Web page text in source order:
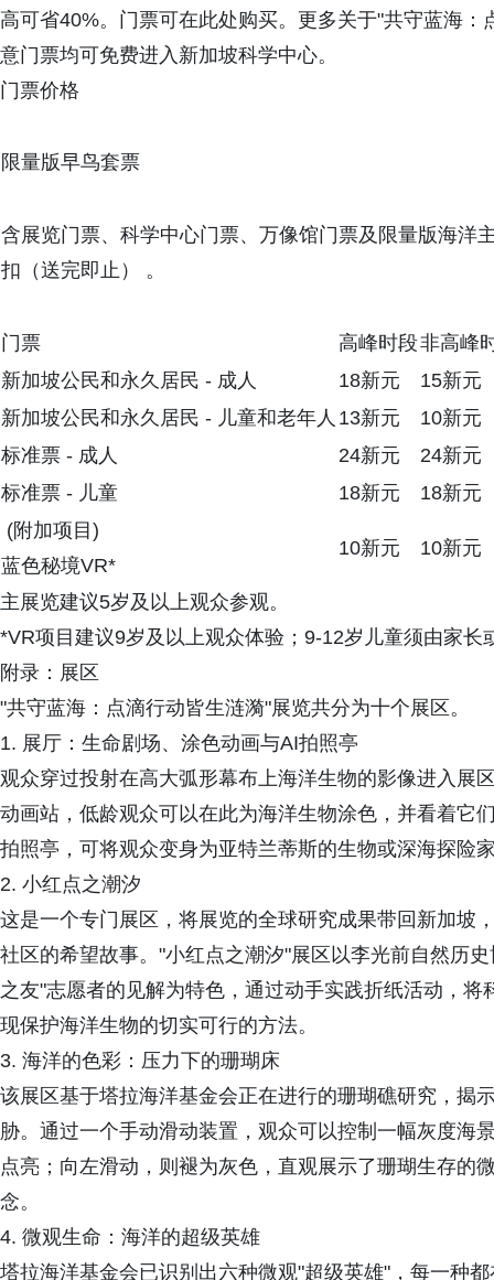
高可省40%。门票可在此处购买。更多关于"共守蓝海
意门票均可免费进入新加坡科学中心。
门票价格
限量版早鸟套票
含展览门票、科学中心门票、万像馆门票及限量版海洋
扣（送完即止） 。
门票 高峰时段非高峰
新加坡公民和永久居民 - 成人
18新元
15新元
新加坡公民和永久居民 - 儿童和老年人 13新元
10新元
标准票 - 成人
24新元
24新元
标准票 - 儿童
18新元
18新元
(附加项目)
蓝色秘境VR*
10新元 10新元
主展览建议5岁及以上观众参观。
*VR项目建议9岁及以上观众体验；9-12岁儿童须由家长
附录：展区
"共守蓝海：点滴行动皆生涟漪"展览共分为十个展区。
1. 展厅：生命剧场、涂色动画与AI拍照亭
观众穿过投射在高大弧形幕布上海洋生物的影像进入展
动画站，低龄观众可以在此为海洋生物涂色，并看着它
拍照亭，可将观众变身为亚特兰蒂斯的生物或深海探险
2. 小红点之潮汐
这是一个专门展区，将展览的全球研究成果带回新加坡
社区的希望故事。"小红点之潮汐"展区以李光前自然历
之友"志愿者的见解为特色，通过动手实践折纸活动，
现保护海洋生物的切实可行的方法。
3. 海洋的色彩：压力下的珊瑚床
该展区基于塔拉海洋基金会正在进行的珊瑚礁研究，揭
胁。通过一个手动滑动装置，观众可以控制一幅灰度海
点亮；向左滑动，则褪为灰色，直观展示了珊瑚生存
念。
4. 微观生命：海洋的超级英雄
塔拉海洋基金会已识别出六种微观"超级英雄"，每一种